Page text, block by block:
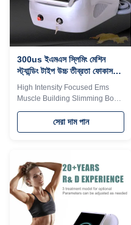
can offer OEM/ODM for our
distributors. Function Function *
BUILD MUSCLE The muscle
contracts 30000 times withhigh
300us ইএমএস স্লিমিং মেশিন
স্ট্যান্ডিং টাইপ উচ্চ তীব্রতা ফোকাস
ইএমএস শরীরের ভাস্কর্য মেশিন
High Intensity Focused Ems
Muscle Building Slimming Body
Sculpting Aesthetic Medicine
Weifang KM Weifang KM Burns
Fat Build Portable High Intensity
machine Why choose us? 1.
Weifang KM No. 1 in sales of
beauty equipment on 2. Hot
selling 808 laser hair removal
machine, ice platinum Titanium
laser, EMS body sculpting
সেরা দাম পান